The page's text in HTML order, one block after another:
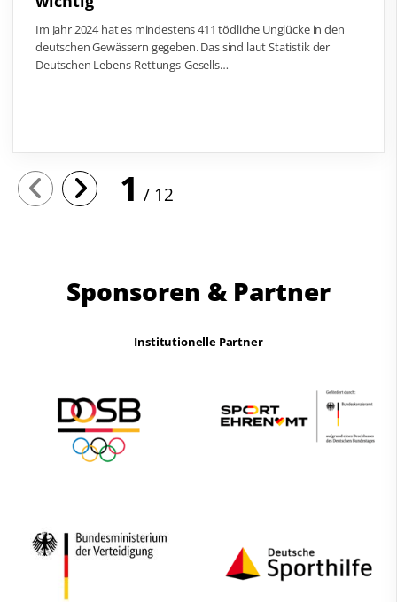
Im Jahr 2024 hat es mindestens 411 tödliche Unglücke in den
deutschen Gewässern gegeben. Das sind laut Statistik der
Deutschen Lebens-Rettungs-Gesells…
1 12
Sponsoren & Partner
Institutionelle Partner